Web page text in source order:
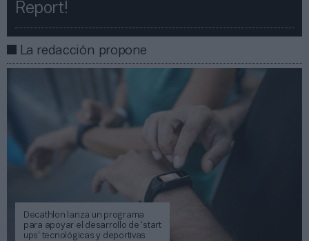
Report!​​
La redacción propone
Decathlon lanza un programa
para apoyar el desarrollo de ‘start
ups’ tecnológicas y deportivas